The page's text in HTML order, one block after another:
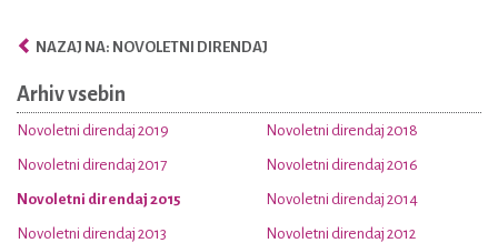
NAZAJ NA: NOVOLETNI DIRENDAJ
Arhiv vsebin
Novoletni direndaj 2019 Novoletni direndaj 2018
Novoletni direndaj 2017 Novoletni direndaj 2016
Novoletni direndaj 2015 Novoletni direndaj 2014
Novoletni direndaj 2013 Novoletni direndaj 2012